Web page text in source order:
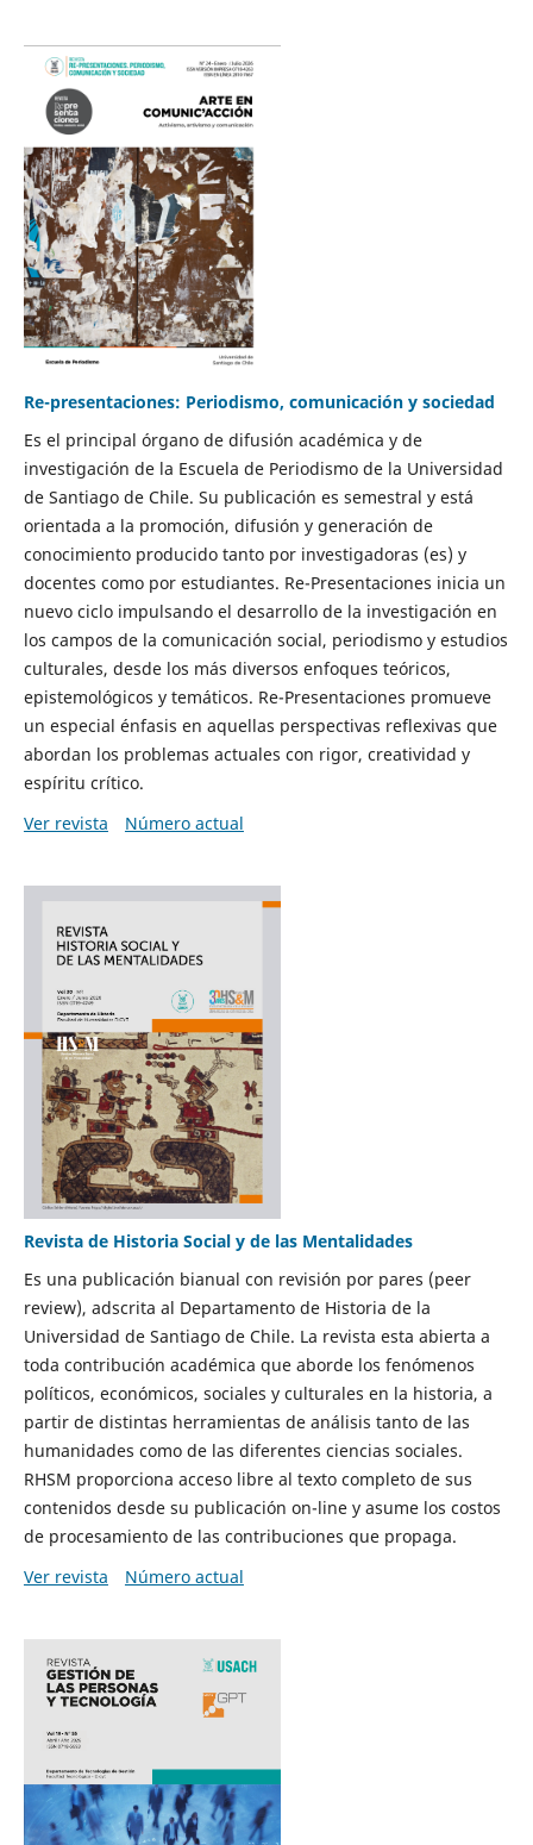
Re-presentaciones: Periodismo, comunicación y sociedad
Es el principal órgano de difusión académica y de
investigación de la Escuela de Periodismo de la Universidad
de Santiago de Chile. Su publicación es semestral y está
orientada a la promoción, difusión y generación de
conocimiento producido tanto por investigadoras (es) y
docentes como por estudiantes. Re-Presentaciones inicia un
nuevo ciclo impulsando el desarrollo de la investigación en
los campos de la comunicación social, periodismo y estudios
culturales, desde los más diversos enfoques teóricos,
epistemológicos y temáticos. Re-Presentaciones promueve
un especial énfasis en aquellas perspectivas reflexivas que
abordan los problemas actuales con rigor, creatividad y
espíritu crítico.
Ver revista
Número actual
Revista de Historia Social y de las Mentalidades
Es una publicación bianual con revisión por pares (peer
review), adscrita al Departamento de Historia de la
Universidad de Santiago de Chile. La revista esta abierta a
toda contribución académica que aborde los fenómenos
políticos, económicos, sociales y culturales en la historia, a
partir de distintas herramientas de análisis tanto de las
humanidades como de las diferentes ciencias sociales.
RHSM proporciona acceso libre al texto completo de sus
contenidos desde su publicación on-line y asume los costos
de procesamiento de las contribuciones que propaga.
Ver revista
Número actual